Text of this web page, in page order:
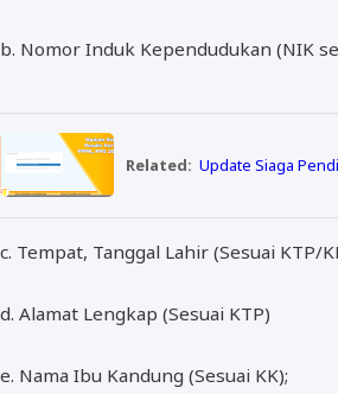
b. Nomor Induk Kependudukan (NIK
Related: Update Siaga
c. Tempat, Tanggal Lahir (Sesuai KTP/
d. Alamat Lengkap (Sesuai KTP)
e. Nama Ibu Kandung (Sesuai KK);